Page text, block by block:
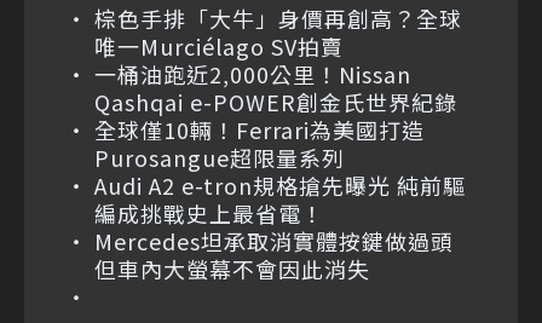
棕色手排「大牛」身價再創高？全球
唯一Murciélago SV拍賣
一桶油跑近2,000公里！Nissan
Qashqai e-POWER創金氏世界紀錄
全球僅10輛！Ferrari為美國打造
Purosangue超限量系列
Audi A2 e-tron規格搶先曝光 純前驅
編成挑戰史上最省電！
Mercedes坦承取消實體按鍵做過頭
但車內大螢幕不會因此消失